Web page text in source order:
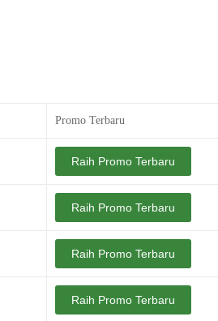
Promo Terbaru
Raih Promo Terbaru
Raih Promo Terbaru
Raih Promo Terbaru
Raih Promo Terbaru